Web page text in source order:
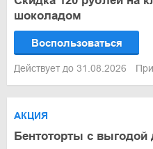
шоколадом
Воспользоваться
Действует до 31.08.2026
АКЦИЯ
Бентоторты с выгодой